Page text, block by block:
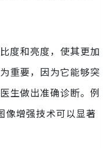
度和亮度，使其更加
重要，因为它能够突
生做出准确诊断。例
像增强技术可以显著